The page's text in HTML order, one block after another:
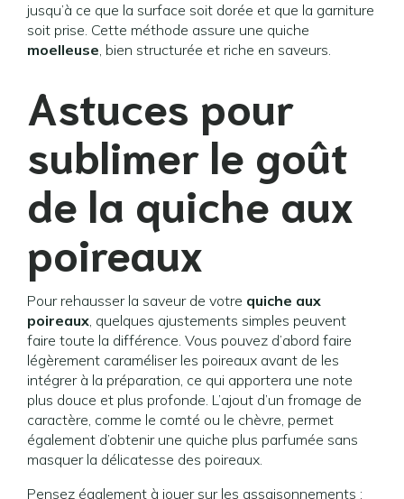
jusqu’à ce que la surface soit dorée et que la garniture
soit prise. Cette méthode assure une quiche
moelleuse, bien structurée et riche en saveurs.
Astuces pour
sublimer le goût
de la quiche aux
poireaux
Pour rehausser la saveur de votre quiche aux
poireaux, quelques ajustements simples peuvent
faire toute la différence. Vous pouvez d’abord faire
légèrement caraméliser les poireaux avant de les
intégrer à la préparation, ce qui apportera une note
plus douce et plus profonde. L’ajout d’un fromage de
caractère, comme le comté ou le chèvre, permet
également d’obtenir une quiche plus parfumée sans
masquer la délicatesse des poireaux.
Pensez également à jouer sur les assaisonnements :